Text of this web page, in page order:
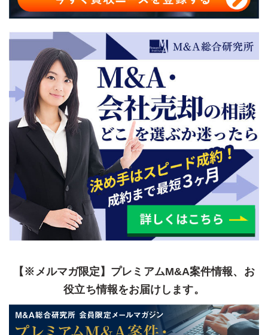
【※メルマガ限定】プレミアムM&A案件情報、お
役立ち情報をお届けします。